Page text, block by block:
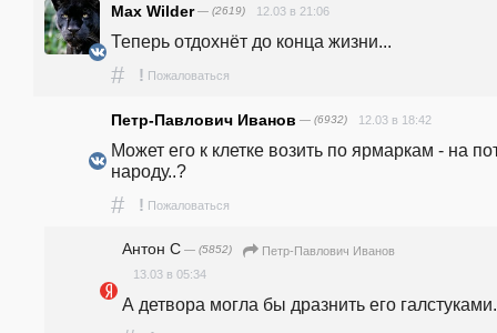
Max Wilder— (2619) 12.03 в 21:06
Теперь отдохнёт до конца жизни...
# ! Пожаловаться
Петр-Павлович Иванов — (6932) 12.03 в 18:42
Может его к клетке возить по ярмаркам - на
народу..?
# ! Пожаловаться
Антон С — (5852)
Петр-Павлович Иванов
13.03 в 05:34
А детвора могла бы дразнить его галстуками.